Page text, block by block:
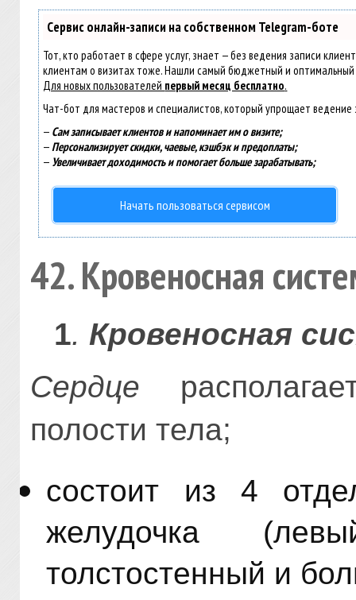
Сервис онлайн-записи на собственном Telegram-боте
Тот, кто работает в сфере услуг, знает — без ведения записи
клиентам о визитах тоже. Нашли самый бюджетный и
Для новых пользователей первый месяц бесплатно.
Чат-бот для мастеров и специалистов, который упрощает ведение
— Сам записывает клиентов и напоминает им о визите;
— Персонализирует скидки, чаевые, кэшбэк и предоплаты;
— Увеличивает доходимость и помогает больше зарабатывать;
Начать пользоваться сервисом
42. Кровеносная
1. Кровеносная
Сердце
полости тела;
состоит из 4
желудочка
толстостенный и